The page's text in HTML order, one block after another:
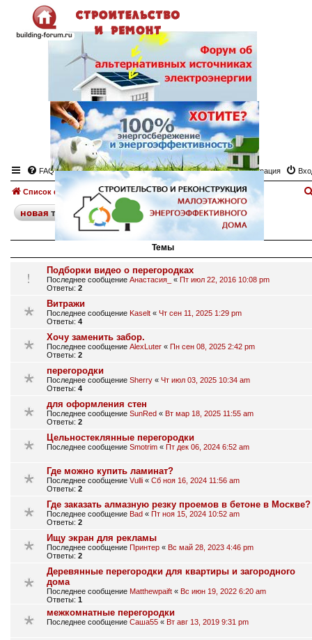
FAQ Регистрация
Список форумов Перегородки Форум "Перегородки"
новаятема поискрасширенный
38 тем • Страница из
Темы
Подборки видео о перегородках
Последнее сообщение Анастасия_ « Пт июл 22, 2016 10:08 pm
Ответы: 2
Витражи
Последнее сообщение Kaselt « Чт сен 11, 2025 1:29 pm
Ответы: 4
Хочу заменить забор.
Последнее сообщение AlexLuter « Пн сен 08, 2025 2:42 pm
Ответы: 2
перегородки
Последнее сообщение Sherry « Чт июл 03, 2025 10:34 am
Ответы: 4
для оформления стен
Последнее сообщение SunRed « Вт мар 18, 2025 11:55 am
Ответы: 2
Цельностеклянные перегородки
Последнее сообщение Smotrim « Пт дек 06, 2024 6:52 am
Где можно купить ламинат?
Последнее сообщение Vulli « Сб ноя 16, 2024 11:56 am
Ответы: 2
Где заказать алмазную резку проемов в бетоне в Москве?
Последнее сообщение Bad « Пт ноя 15, 2024 10:52 am
Ответы: 2
Ищу экран для рекламы
Последнее сообщение Принтер « Вс май 28, 2023 4:46 pm
Ответы: 2
Деревянные перегородки для квартиры и загородного
дома
Последнее сообщение Matthewpaift « Вс июн 19, 2022 6:20 am
Ответы: 1
межкомнатные перегородки
Последнее сообщение Саша55 « Вт авг 13, 2019 9:31 pm